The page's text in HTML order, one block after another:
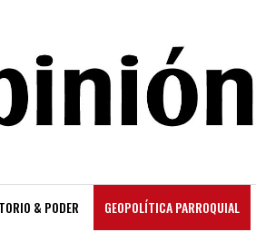
& PODER GEOPOLÍTICA PARROQUIAL